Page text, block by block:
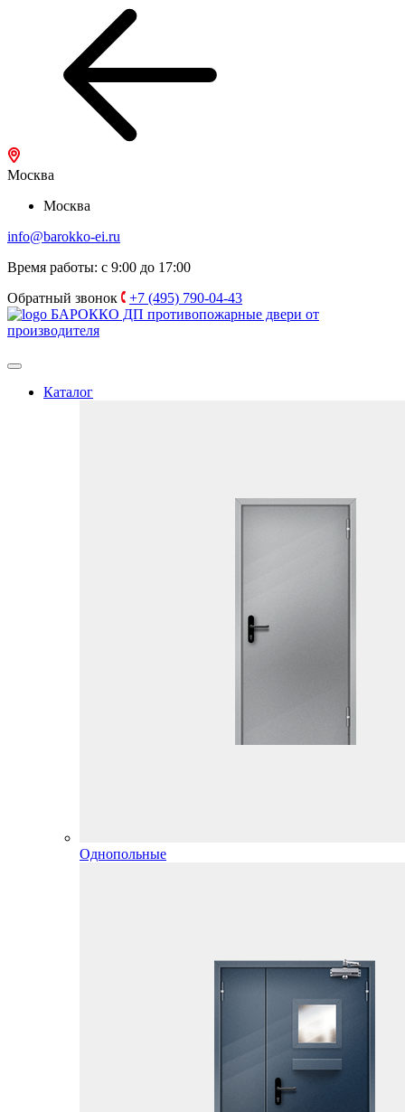
Москва
Москва
info@barokko-ei.ru
Время работы: с 9:00 до 17:00
Обратный звонок
+7 (495) 790-04-43
БАРОККО ДП противопожарные двери от
производителя
Каталог
Однопольные